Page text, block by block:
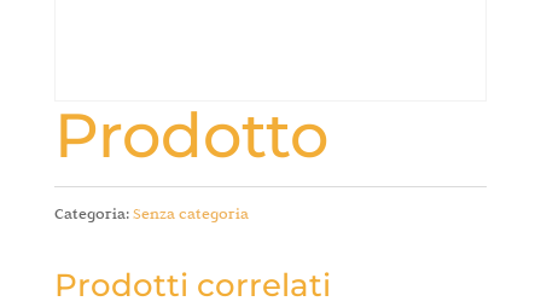
Prodotto
Categoria:Senza categoria
Prodotti correlati